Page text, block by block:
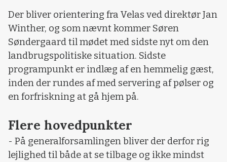
Der bliver orientering fra Velas ved direktør Jan
Winther, og som nævnt kommer Søren
Søndergaard til mødet med sidste nyt om den
landbrugspolitiske situation. Sidste
programpunkt er indlæg af en hemmelig gæst,
inden der rundes af med servering af pølser og
en forfriskning at gå hjem på.
Flere hovedpunkter
- På generalforsamlingen bliver der derfor rig
lejlighed til både at se tilbage og ikke mindst